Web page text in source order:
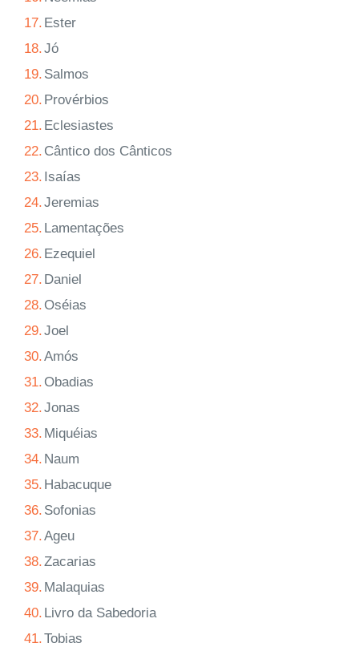
17. Ester
18.Jó
19. Salmos
20. Provérbios
21. Eclesiastes
22. Cântico dos Cânticos
23. Isaías
24.Jeremias
25. Lamentações
26. Ezequiel
27. Daniel
28. Oséias
29.Joel
30.Amós
31. Obadias
32.Jonas
33. Miquéias
34. Naum
35. Habacuque
36. Sofonias
37.Ageu
38.Zacarias
39. Malaquias
40. Livro da Sabedoria
41.Tobias